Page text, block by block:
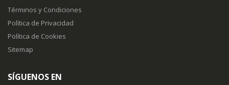
Términos y Condiciones
Política de Privacidad
Política de Cookies
Sitemap
SÍGUENOS EN